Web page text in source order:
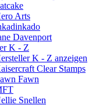
Arts
Davenport
K - Z
K - Z anzeigen
Clear Stamps
Fawn
Snellen